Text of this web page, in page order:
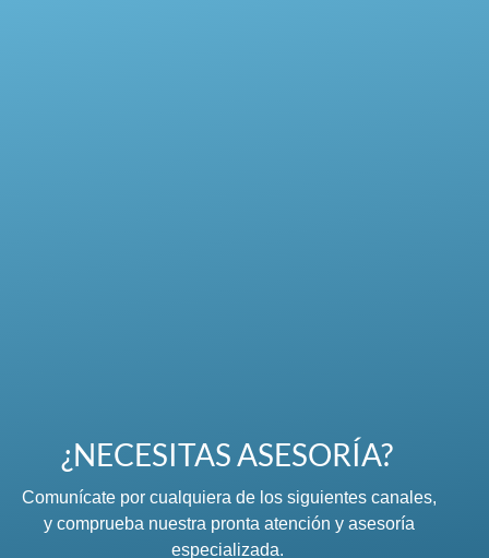
¿NECESITAS ASESORÍA?
Comunícate por cualquiera de los siguientes canales,
y comprueba nuestra pronta atención y asesoría
especializada.